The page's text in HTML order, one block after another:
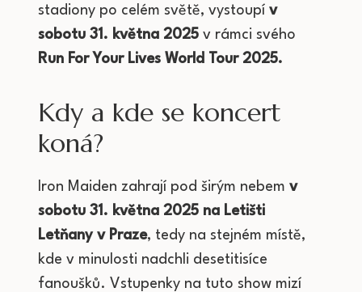
stadiony po celém světě, vystoupív
sobotu 31. května 2025 v rámci svého
Run For Your Lives World Tour 2025.
Kdy a kde se koncert
koná?
Iron Maiden zahrají pod širým nebemv
sobotu 31. května 2025 na Letišti
Letňany v Praze, tedy na stejném místě,
kde v minulosti nadchli desetitisíce
fanoušků. Vstupenky na tuto show mizí